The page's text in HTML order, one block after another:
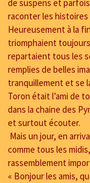
de suspens et
raconter les
Heureusement à la
triomphaient
repartaient tous les
remplies de belles
tranquillement et se
Toron était l’ami de
dans la chaine des
et surtout écouter.
Mais un jour, en
comme tous les
rassemblement
« Bonjour les amis,